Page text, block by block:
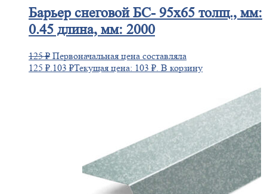
Барьерснеговой БС- 95х65 толщ., мм:
0.45 длина, мм: 2000
125₽ Первоначальная цена составляла
125 ₽.103 ₽Текущая цена: 103 ₽. В корзину